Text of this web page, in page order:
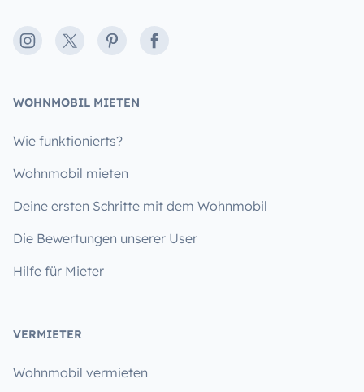
Instagram
X PinterestFacebook
WOHNMOBIL MIETEN
Wie funktionierts?
Wohnmobil mieten
Deine ersten Schritte mit dem Wohnmobil
Die Bewertungen unserer User
Hilfe für Mieter
VERMIETER
Wohnmobil vermieten